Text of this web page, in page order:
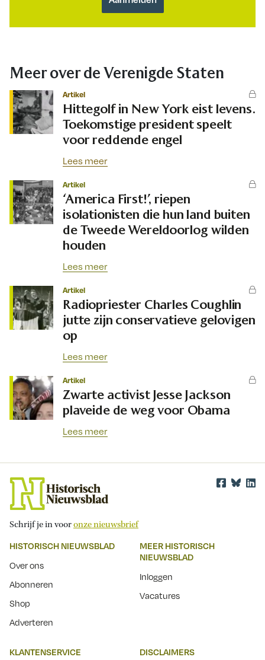
Meer over de Verenigde Staten
Artikel
Hittegolf in New York eist levens.
Toekomstige president speelt
voor reddende engel
Lees meer
Artikel
‘America First!’, riepen
isolationisten die hun land buiten
de Tweede Wereldoorlog wilden
houden
Lees meer
Artikel
Radiopriester Charles Coughlin
jutte zijn conservatieve gelovigen
op
Lees meer
Artikel
Zwarte activist Jesse Jackson
plaveide de weg voor Obama
Lees meer
Schrijf je in vooronze nieuwsbrief
HISTORISCH NIEUWSBLAD
Over ons
Abonneren
Shop
Adverteren
MEER HISTORISCH
NIEUWSBLAD
Inloggen
Vacatures
KLANTENSERVICE DISCLAIMERS